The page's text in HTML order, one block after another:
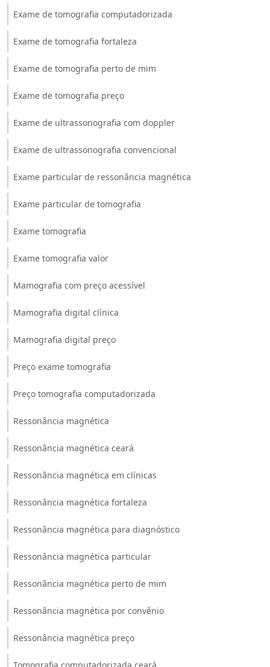
Exame de tomografia computadorizada
Exame de tomografia fortaleza
Exame de tomografia perto de mim
Exame de tomografia preço
Exame de ultrassonografia com doppler
Exame de ultrassonografia convencional
Exame particular de ressonância magnética
Exame particular de tomografia
Exame tomografia
Exame tomografia valor
Mamografia com preço acessível
Mamografia digital clínica
Mamografia digital preço
Preço exame tomografia
Preço tomografia computadorizada
Ressonância magnética
Ressonância magnética ceará
Ressonância magnética em clínicas
Ressonância magnética fortaleza
Ressonância magnética para diagnóstico
Ressonância magnética particular
Ressonância magnética perto de mim
Ressonância magnética por convênio
Ressonância magnética preço
Tomografia computadorizada ceará